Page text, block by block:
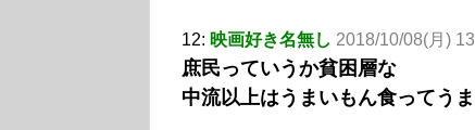
12: 映画好き名無し 2018/10/08(月)
庶民っていうか貧困層な
中流以上はうまいもん食ってう